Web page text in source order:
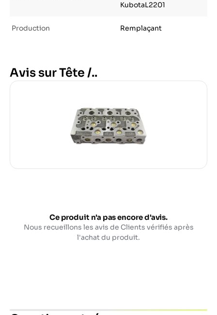
KubotaL2201
Production Remplaçant
Avis sur Tête /..
Ce produit n'a pas encore d'avis.
Nous recueillons les avis de Clients vérifiés après
l'achat du produit.